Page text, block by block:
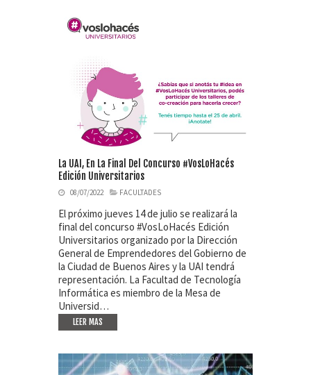
La UAI, En La Final Del Concurso #VosLoHacés
Edición Universitarios
08/07/2022 FACULTADES
El próximo jueves 14 de julio se realizará la
final del concurso #VosLoHacés Edición
Universitarios organizado por la Dirección
General de Emprendedores del Gobierno de
la Ciudad de Buenos Aires y la UAI tendrá
representación. La Facultad de Tecnología
Informática es miembro de la Mesa de
Universid…
LEER MAS